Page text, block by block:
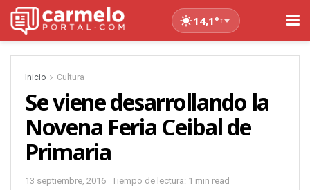
14,1°↑
Inicio Cultura
Se viene desarrollando la
Novena Feria Ceibal de
Primaria
13 septiembre, 2016 Tiempo de lectura: 1 min read